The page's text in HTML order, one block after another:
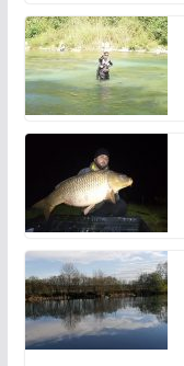
o
k